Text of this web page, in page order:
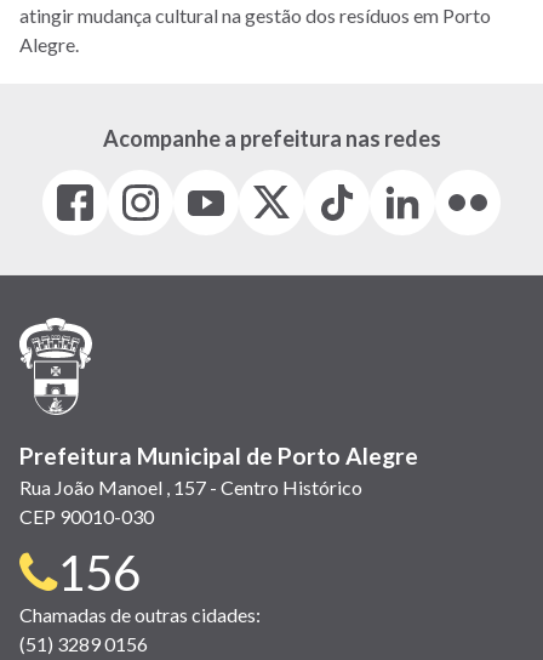
atingir mudança cultural na gestão dos resíduos em Porto
Alegre.
Acompanhe a prefeitura nas redes
Facebook
(link
em
janela)
Instagram
(link
em
(link
em
(Antigo
(link
Tiktok
(link
em
LinkedIn
(link
em
(link
em
Prefeitura Municipal de Porto Alegre
Rua João Manoel , 157 - Centro Histórico
CEP 90010-030
Telefone
para
156
Chamadas de outras cidades:
(51) 3289 0156